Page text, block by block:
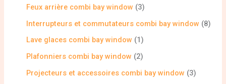
Feux arrière combi bay window
3
Interrupteurs et commutateurs combi bay window
8
Lave glaces combi bay window
1
Plafonniers combi bay window
2
Projecteurs et accessoires combi bay window
3